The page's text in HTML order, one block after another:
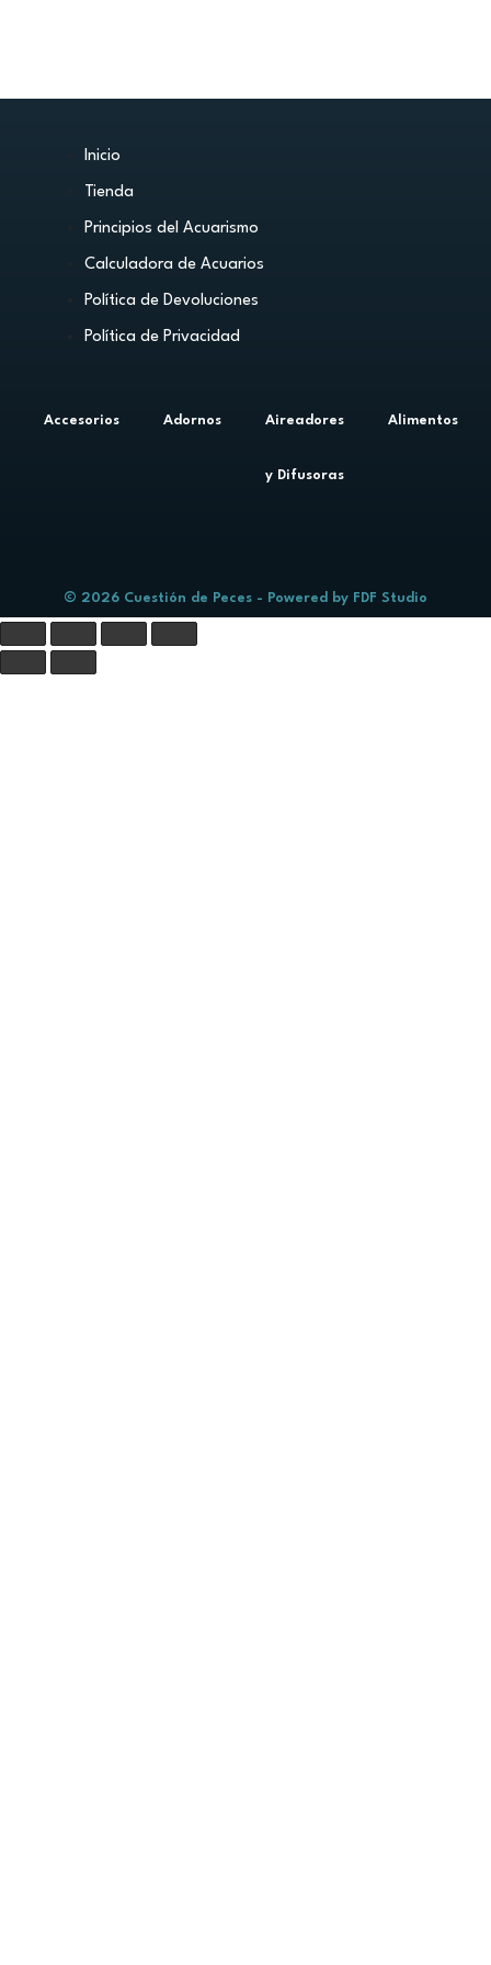
Inicio
Tienda
Principios del Acuarismo
Calculadora de Acuarios
Política de Devoluciones
Política de Privacidad
Accesorios Adornos Aireadores
y Difusoras
Alimentos
© 2026 Cuestión de Peces - Powered by FDF Studio